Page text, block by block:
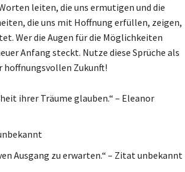
leiten, die uns ermutigen und die
die uns mit Hoffnung erfüllen, zeigen,
Wer die Augen für die Möglichkeiten
Anfang steckt. Nutze diese Sprüche als
hoffnungsvollen Zukunft!
ihrer Träume glauben.“ – Eleanor
Ausgang zu erwarten.“ – Zitat unbekannt